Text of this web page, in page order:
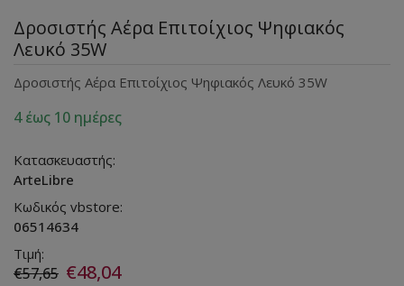
Δροσιστής Αέρα Eπιτοίχιος Ψηφιακός
Λευκό 35W
Δροσιστής Αέρα Eπιτοίχιος Ψηφιακός Λευκό 35W
4 έως 10 ημέρες
Κατασκευαστής:
ArteLibre
Κωδικός vbstore:
06514634
Τιμή:
€57,65 €48,04